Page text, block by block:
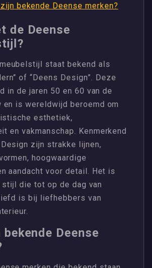
bekende Deense merken?
de Deense
staat bekend als
of “Deens Design”. Deze
in de jaren 50 en 60 van de
en is wereldwijd beroemd om
esthetiek,
en vakmanschap. Kenmerkend
zijn strakke lijnen,
hoogwaardige
aandacht voor detail. Het is
die tot op de dag van
is bij liefhebbers van
Deense